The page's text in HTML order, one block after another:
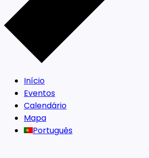
Início
Eventos
Calendário
Mapa
Português